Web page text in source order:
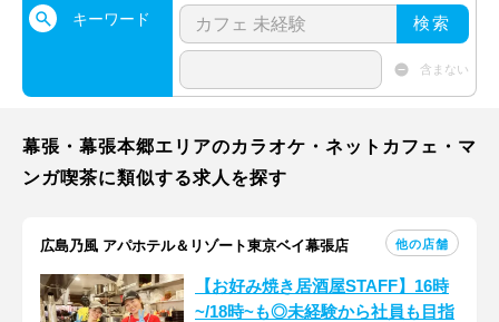
キーワード 検索
含まない
幕張・幕張本郷エリアのカラオケ・ネットカフェ・マ
ンガ喫茶に類似する求人を探す
広島乃風 アパホテル＆リゾート東京ベイ幕張店 他の店舗
【お好み焼き居酒屋STAFF】16時
~/18時~も◎未経験から社員も目指